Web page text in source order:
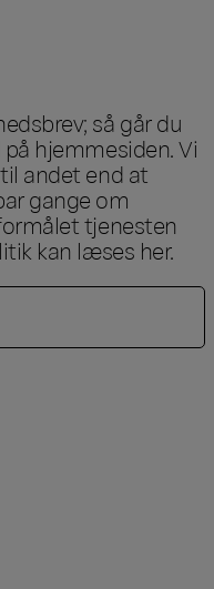
så går du
hjemmesiden. Vi
andet end at
gange om
tjenesten
kan læses her.